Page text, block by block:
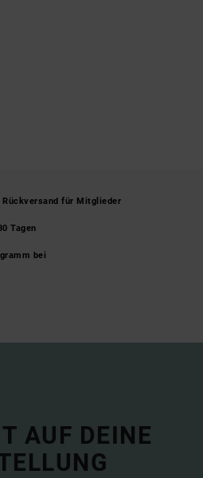
Rückversand für Mitglieder
Tagen
bei
AUF DEINE